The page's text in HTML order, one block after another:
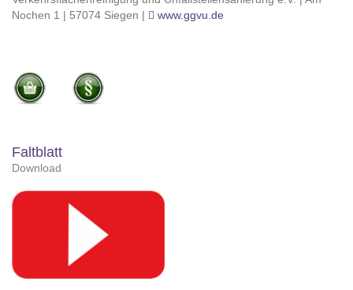
Nochen 1 | 57074 Siegen |
www.ggvu.de
Faltblatt
Download